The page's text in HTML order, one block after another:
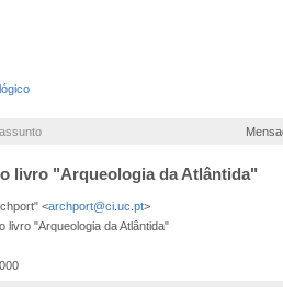
livro "Arqueologia da Atlântida"
<archport@ci.uc.pt>
livro "Arqueologia da Atlântida"